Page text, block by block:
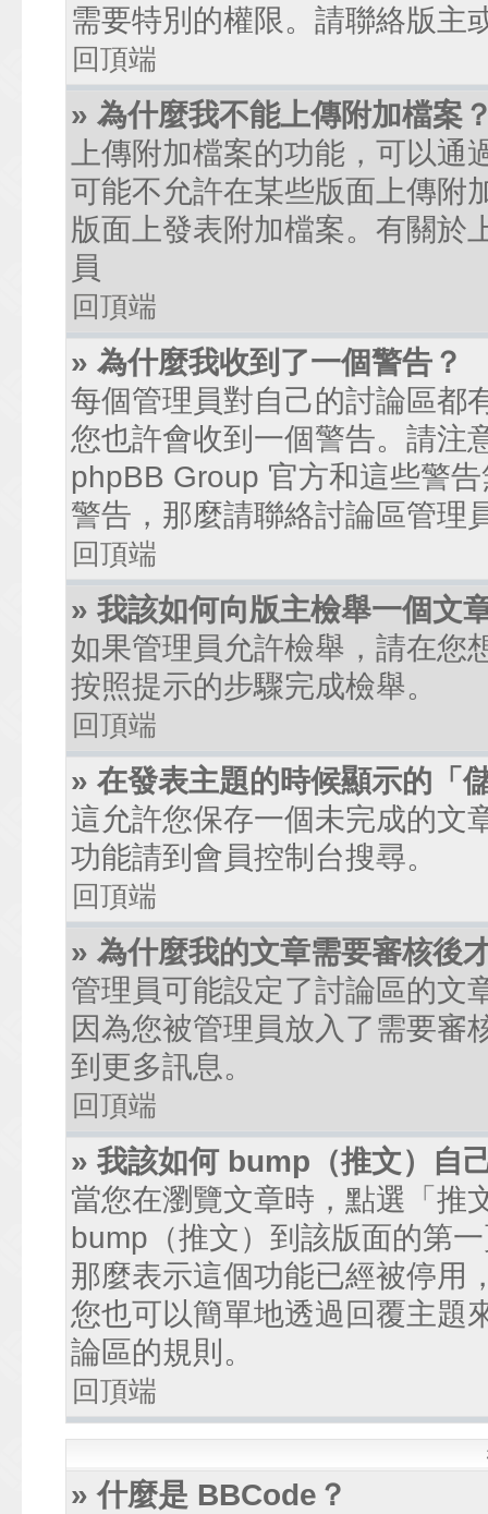
需要特別的權限。請聯絡版主
回頂端
» 為什麼我不能上傳附加檔案
上傳附加檔案的功能，可以
可能不允許在某些版面上傳附
版面上發表附加檔案。有關於
員
回頂端
» 為什麼我收到了一個警告？
每個管理員對自己的討論區都
您也許會收到一個警告。請注
phpBB Group 官方和這些警
警告，那麼請聯絡討論區管理
回頂端
» 我該如何向版主檢舉一個文
如果管理員允許檢舉，請在您
按照提示的步驟完成檢舉。
回頂端
» 在發表主題的時候顯示的「
這允許您保存一個未完成的文
功能請到會員控制台搜尋。
回頂端
» 為什麼我的文章需要審核後
管理員可能設定了討論區的文
因為您被管理員放入了需要審
到更多訊息。
回頂端
» 我該如何 bump（推文）自
當您在瀏覽文章時，點選「推
bump（推文）到該版面的第
那麼表示這個功能已經被停用
您也可以簡單地透過回覆主題
論區的規則。
回頂端
» 什麼是 BBCode？